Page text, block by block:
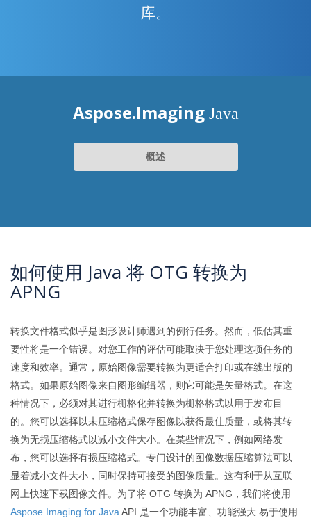
库。
Aspose.Imaging Java
概述
如何使用 Java 将 OTG 转换为
APNG
转换文件格式似乎是图形设计师遇到的例行任务。然而，低估其重
要性将是一个错误。对您工作的评估可能取决于您处理这项任务的
速度和效率。通常，原始图像需要转换为更适合打印或在线出版的
格式。如果原始图像来自图形编辑器，则它可能是矢量格式。在这
种情况下，必须对其进行栅格化并转换为栅格格式以用于发布目
的。您可以选择以未压缩格式保存图像以获得最佳质量，或将其转
换为无损压缩格式以减小文件大小。在某些情况下，例如网络发
布，您可以选择有损压缩格式。专门设计的图像数据压缩算法可以
显着减小文件大小，同时保持可接受的图像质量。这有利于从互联
网上快速下载图像文件。为了将 OTG 转换为 APNG，我们将使用
Aspose.Imaging for Java API 是一个功能丰富、功能强大 易于使用